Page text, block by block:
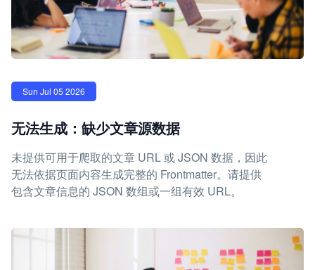
Sun Jul 05 2026
无法生成：缺少文章源数据
未提供可用于爬取的文章 URL 或 JSON 数据，因此
无法依据页面内容生成完整的 Frontmatter。请提供
包含文章信息的 JSON 数组或一组有效 URL。